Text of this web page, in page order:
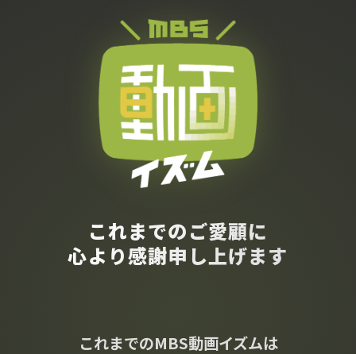
これまでのご愛顧に
心より感謝申し上げます
これまでのMBS動画イズムは